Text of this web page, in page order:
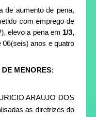
de aumento de pena,
com emprego de
elevo a pena em 1/3,
06(seis) anos e quatro
MENORES:
ARAUJO DOS
as diretrizes do